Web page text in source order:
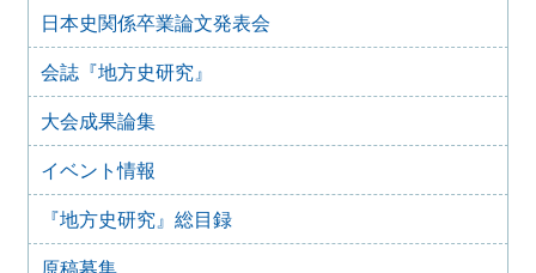
2025年8月のイベント
2025年7月27日
2025年7月のイベント(更新しました)
2025年6月2日
2025年6月のイベント
2025年4月26日
2025年5月のイベント
2025年4月25日
2025年4月のイベント(更新しました)
日本史関係卒業論文発表会
会誌『地方史研究』
大会成果論集
イベント情報
『地方史研究』総目録
原稿募集